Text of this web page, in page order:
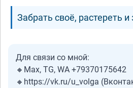
Забрать своё, растереть и
Для связи со мной:
🔸Мах, TG, WA +79370175642
🔸https://vk.ru/u_volga